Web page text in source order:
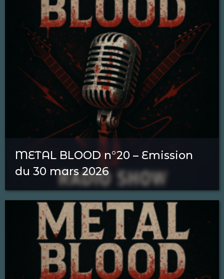
METAL BLOOD n°20 – Emission
du 30 mars 2026